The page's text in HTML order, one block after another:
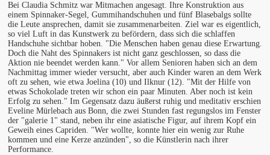
Bei Claudia Schmitz war Mitmachen angesagt. Ihre Konstruktion aus
einem Spinnaker-Segel, Gummihandschuhen und fünf Blasebalgs sollte
die Leute ansprechen, damit sie zusammenarbeiten. Ziel war es eigentlich,
so viel Luft in das Kunstwerk zu befördern, dass sich die schlaffen
Handschuhe sichtbar hoben. "Die Menschen haben genau diese Erwartung.
Doch die Naht des Spinnakers ist nicht ganz geschlossen, so dass die
Aktion nie beendet werden kann." Vor allem Senioren haben sich an dem
Nachmittag immer wieder versucht, aber auch Kinder waren an dem Werk
oft zu sehen, wie etwa Joelina (10) und Ilknur (12). "Mit der Hilfe von
etwas Schokolade treten wir schon ein paar Minuten. Aber noch ist kein
Erfolg zu sehen." Im Gegensatz dazu äußerst ruhig und meditativ erschien
Eveline Mürlebach aus Bonn, die zwei Stunden fast regungslos im Fenster
der "galerie 1" stand, neben ihr eine asiatische Figur, auf ihrem Kopf ein
Geweih eines Capriden. "Wer wollte, konnte hier ein wenig zur Ruhe
kommen und eine Kerze anzünden", so die Künstlerin nach ihrer
Performance.